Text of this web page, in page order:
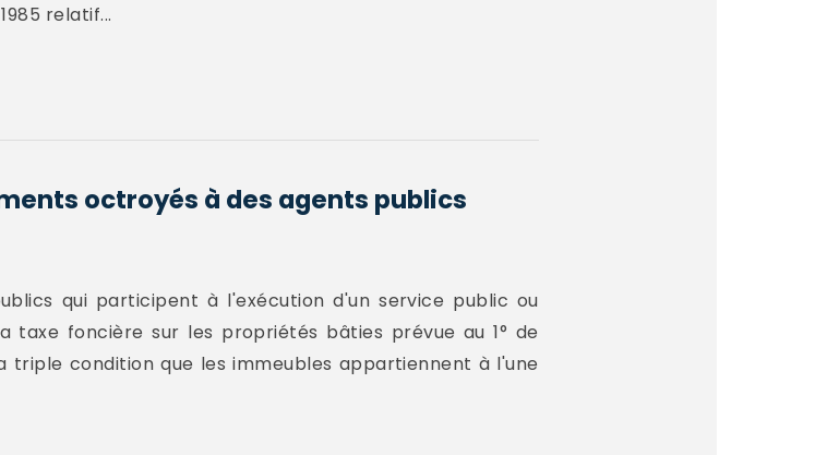
relatif...
octroyés à des agents publics
qui participent à l'exécution d'un service public ou
foncière sur les propriétés bâties prévue au 1° de
triple condition que les immeubles appartiennent à l'une